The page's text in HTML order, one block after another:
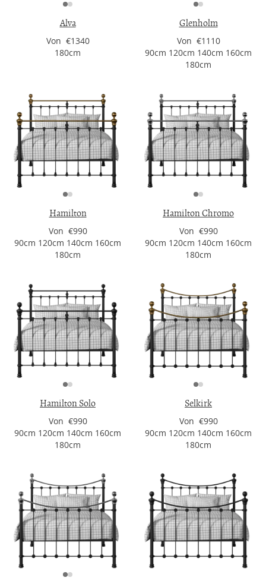
Alva
Von €1340
180cm
Glenholm
Von €1110
90cm 120cm 140cm 160cm
180cm
Hamilton
Von €990
90cm 120cm 140cm 160cm
180cm
Hamilton Chromo
Von €990
90cm 120cm 140cm 160cm
180cm
Hamilton Solo
Von €990
90cm 120cm 140cm 160cm
180cm
Selkirk
Von €990
90cm 120cm 140cm 160cm
180cm